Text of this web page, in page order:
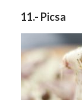
11.- Picsa